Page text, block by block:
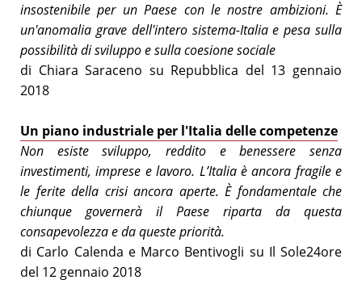
insostenibile per un Paese con le nostre ambizioni. È
un'anomalia grave dell'intero sistema-Italia e pesa sulla
possibilità di sviluppo e sulla coesione sociale
di Chiara Saraceno su Repubblica del 13 gennaio
2018
Un piano industriale per l'Italia delle competenze
Non esiste sviluppo, reddito e benessere senza
investimenti, imprese e lavoro. L’Italia è ancora fragile e
le ferite della crisi ancora aperte. È fondamentale che
chiunque governerà il Paese riparta da questa
consapevolezza e da queste priorità.
di Carlo Calenda e Marco Bentivogli su Il Sole24ore
del 12 gennaio 2018